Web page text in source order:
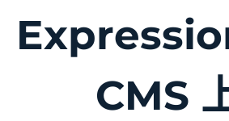
CMS